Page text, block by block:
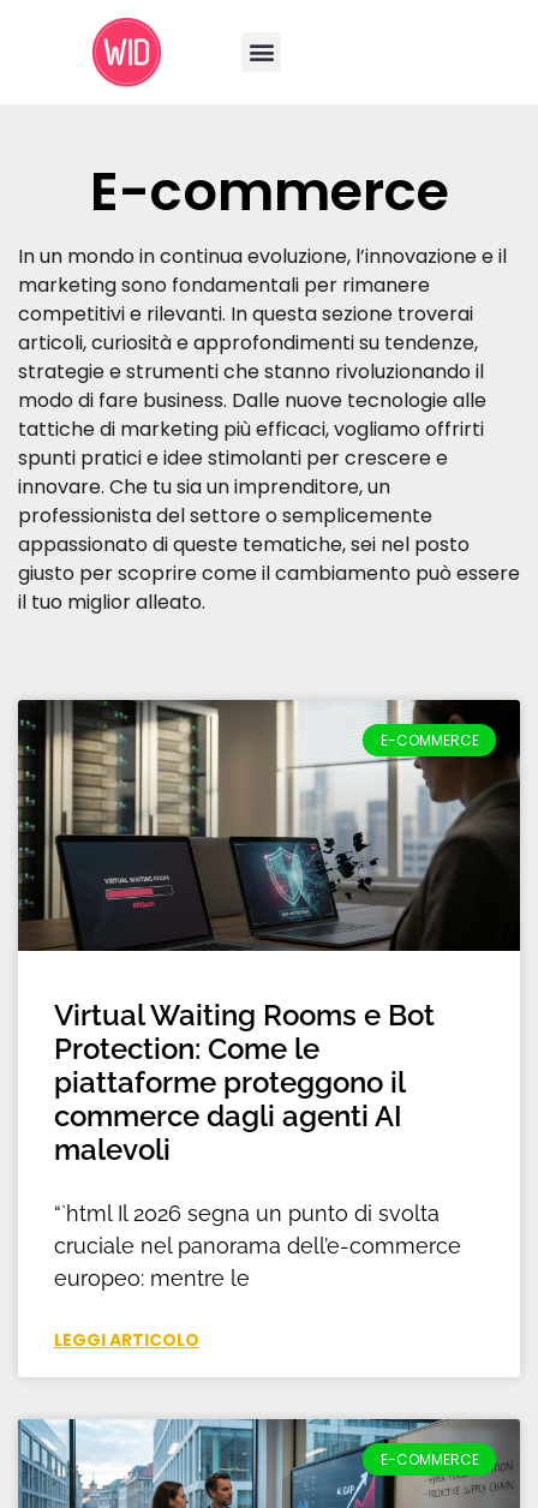
E-commerce
In un mondo in continua evoluzione, l’innovazione e il
marketing sono fondamentali per rimanere
competitivi e rilevanti. In questa sezione troverai
articoli, curiosità e approfondimenti su tendenze,
strategie e strumenti che stanno rivoluzionando il
modo di fare business. Dalle nuove tecnologie alle
tattiche di marketing più efficaci, vogliamo offrirti
spunti pratici e idee stimolanti per crescere e
innovare. Che tu sia un imprenditore, un
professionista del settore o semplicemente
appassionato di queste tematiche, sei nel posto
giusto per scoprire come il cambiamento può essere
il tuo miglior alleato.
E-COMMERCE
Virtual Waiting Rooms e Bot
Protection: Come le
piattaforme proteggono il
commerce dagli agenti AI
malevoli
“`html Il 2026 segna un punto di svolta
cruciale nel panorama dell’e-commerce
europeo: mentre le
LEGGI ARTICOLO
E-COMMERCE